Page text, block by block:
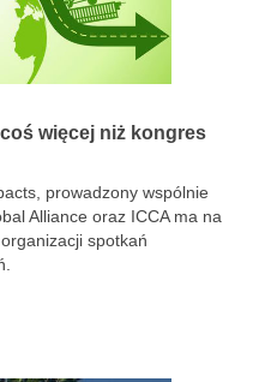
więcej niż kongres
prowadzony wspólnie
Alliance oraz ICCA ma na
spotkań